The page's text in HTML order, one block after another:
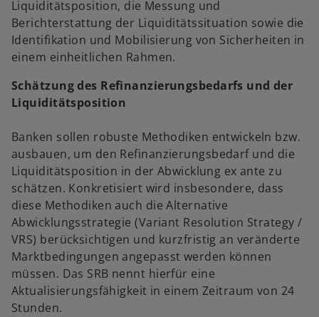
Liquiditätsposition, die Messung und
Berichterstattung der Liquiditätssituation sowie die
Identifikation und Mobilisierung von Sicherheiten in
einem einheitlichen Rahmen.
Schätzung des Refinanzierungsbedarfs und der
Liquiditätsposition
Banken sollen robuste Methodiken entwickeln bzw.
ausbauen, um den Refinanzierungsbedarf und die
Liquiditätsposition in der Abwicklung ex ante zu
schätzen. Konkretisiert wird insbesondere, dass
diese Methodiken auch die Alternative
Abwicklungsstrategie (Variant Resolution Strategy /
VRS) berücksichtigen und kurzfristig an veränderte
Marktbedingungen angepasst werden können
müssen. Das SRB nennt hierfür eine
Aktualisierungsfähigkeit in einem Zeitraum von 24
Stunden.